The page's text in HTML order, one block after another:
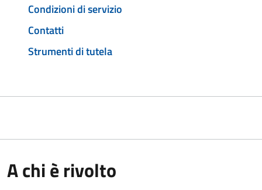
Condizioni di servizio
Contatti
Strumenti di tutela
A chi è rivolto